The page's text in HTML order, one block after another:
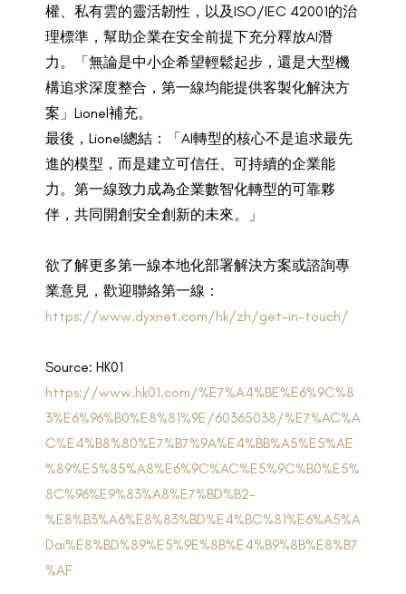
權、私有雲的靈活韌性，以及ISO/IEC 42001的治
理標準，幫助企業在安全前提下充分釋放AI潛
力。「無論是中小企希望輕鬆起步，還是大型機
構追求深度整合，第一線均能提供客製化解決方
案」Lionel補充。
最後，Lionel總結：「AI轉型的核心不是追求最先
進的模型，而是建立可信任、可持續的企業能
力。第一線致力成為企業數智化轉型的可靠夥
伴，共同開創安全創新的未來。」
欲了解更多第一線本地化部署解決方案或諮詢專
業意見，歡迎聯絡第一線：
https://www.dyxnet.com/hk/zh/get-in-touch/
Source: HK01
https://www.hk01.com/%E7%A4%BE%E6%9C%8
3%E6%96%B0%E8%81%9E/60365038/%E7%AC%A
C%E4%B8%80%E7%B7%9A%E4%BB%A5%E5%AE
%89%E5%85%A8%E6%9C%AC%E5%9C%B0%E5%
8C%96%E9%83%A8%E7%BD%B2-
%E8%B3%A6%E8%83%BD%E4%BC%81%E6%A5%A
Dai%E8%BD%89%E5%9E%8B%E4%B9%8B%E8%B7
%AF